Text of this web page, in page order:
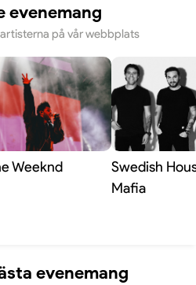
överraskningar
kvicka och ofiltrerade
nostalgi och
och Sofia på scen i ett
evenemang
på vår webbplats
Weeknd
Swedish
Mafia
evenemang